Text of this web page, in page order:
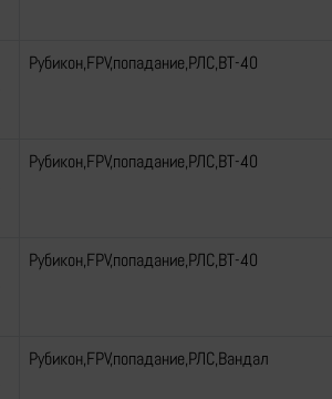
Рубикон,FPV,попадание,РЛС,ВТ-40
Рубикон,FPV,попадание,РЛС,ВТ-40
Рубикон,FPV,попадание,РЛС,ВТ-40
Рубикон,FPV,попадание,РЛС,Вандал